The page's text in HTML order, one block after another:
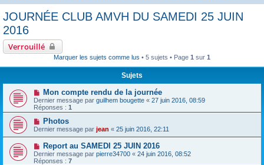
JOURNÉE CLUB AMVH DU SAMEDI 25 JUIN
2016
Verrouillé
Marquer les sujets comme lus • 5 sujets • Page 1 sur 1
Sujets
Mon compte rendu de la journée
Dernier message par guilhem bougette « 27 juin 2016, 08:59
Réponses : 1
Photos
Dernier message par jean « 25 juin 2016, 22:11
Report au SAMEDI 25 JUIN 2016
Dernier message par pierre34700 « 24 juin 2016, 08:52
Réponses : 7